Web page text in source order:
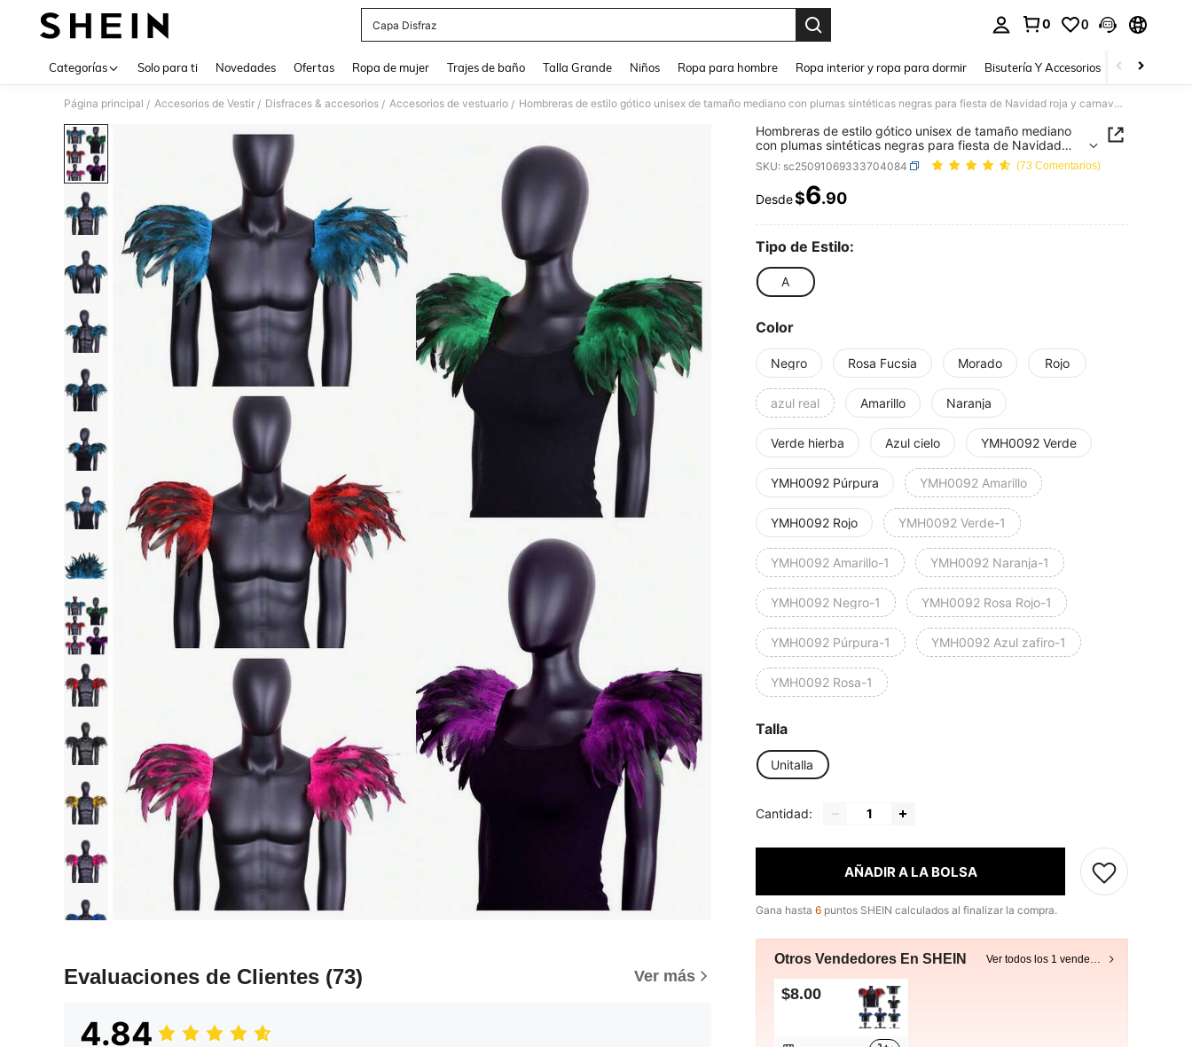
Capa Disfraz
0 0
Categorías Solo para ti Novedades Ofertas Ropa de mujer Trajes de baño Talla Grande Niños Ropa para hombre Ropa interior y ropa para dormir Bisutería Y Accesorios Zapatos
Página principal / Accesorios de Vestir / Disfraces & accesorios / Accesorios de vestuario / Hombreras de estilo gótico unisex de tamaño mediano con plumas sintéticas negras para fiesta de Navidad roja y carnaval, hechas de fibra de poliéster, perfectas para cosplay
Evaluaciones de Clientes (73) Ver más
4.84
Hombreras de estilo gótico unisex de tamaño mediano
con plumas sintéticas negras para fiesta de Navidad
roja y carnaval, hechas de fibra de poliéster, perfectas
para cosplay
SKU: sc25091069333704084 (73 Comentarios)
PRICE AND AVAILABILITY
Desde$6.90
Tipo de Estilo:
A
Color
Negro Rosa Fucsia Morado Rojo
azul real Amarillo Naranja
Verde hierba Azul cielo YMH0092 Verde
YMH0092 Púrpura YMH0092 Amarillo
YMH0092 Rojo YMH0092 Verde-1
YMH0092 Amarillo-1 YMH0092 Naranja-1
YMH0092 Negro-1 YMH0092 Rosa Rojo-1
YMH0092 Púrpura-1 YMH0092 Azul zafiro-1
YMH0092 Rosa-1
Talla
Unitalla
Cantidad:
AÑADIR A LA BOLSA
Gana hasta 6 puntos SHEIN calculados al finalizar la compra.
Otros Vendedores En SHEIN Ver todos los 1 vendedores
$8.00